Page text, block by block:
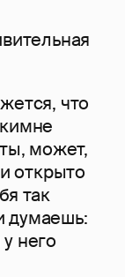
что
может,
открыто
так
думаешь:
него